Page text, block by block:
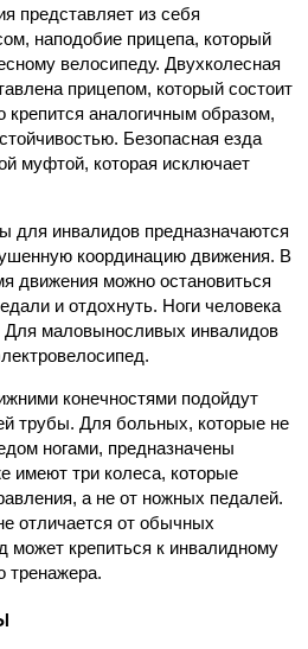
представляет из себя
наподобие прицепа, который
велосипеду. Двухколесная
прицепом, который состоит
крепится аналогичным образом,
Безопасная езда
муфтой, которая исключает
для инвалидов предназначаются
координацию движения. В
движения можно остановиться
и отдохнуть. Ноги человека
Для маловыносливых инвалидов
конечностями подойдут
трубы. Для больных, которые не
ногами, предназначены
имеют три колеса, которые
а не от ножных педалей.
отличается от обычных
крепиться к инвалидному
тренажера.